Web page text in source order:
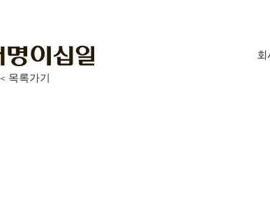
회
< 목록가기